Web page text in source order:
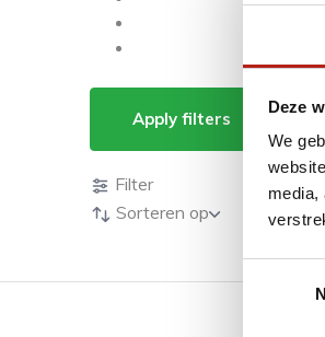
Deze
We
media,
Apply filters
Filter
Sorteren op